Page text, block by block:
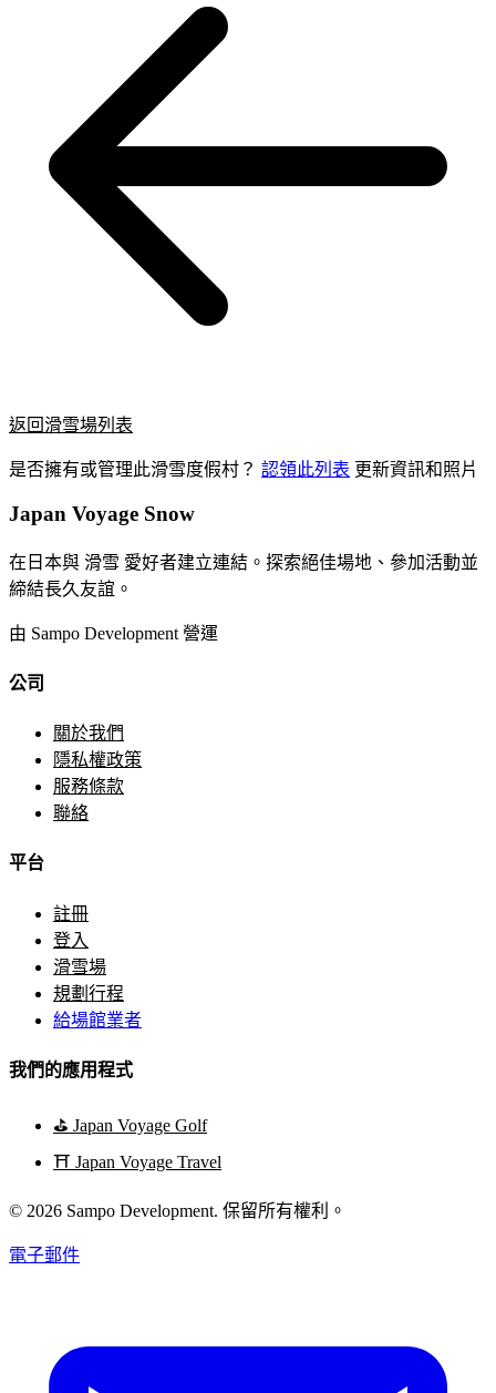
返回滑雪場列表
是否擁有或管理此滑雪度假村？ 認領此列表 更新資訊和照片
Japan Voyage Snow
在日本與 滑雪 愛好者建立連結。探索絕佳場地、參加活動並
締結長久友誼。
由 Sampo Development 營運
公司
關於我們
隱私權政策
服務條款
聯絡
平台
註冊
登入
滑雪場
規劃行程
給場館業者
我們的應用程式
⛳ Japan Voyage Golf
⛩️ Japan Voyage Travel
© 2026 Sampo Development. 保留所有權利。
電子郵件